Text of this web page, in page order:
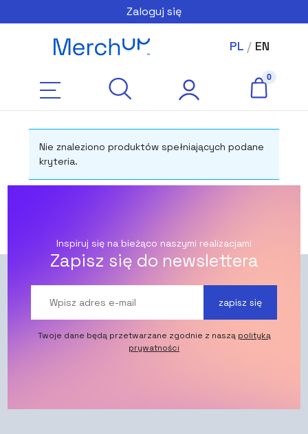
Zaloguj się
PL/ EN
Nie znaleziono produktów spełniających podane
kryteria.
Inspiruj się na bieżąco naszymi realizacjami
Zapisz się do newslettera
zapisz się
Twoje dane będą przetwarzane zgodnie z naszą polityką
prywatności